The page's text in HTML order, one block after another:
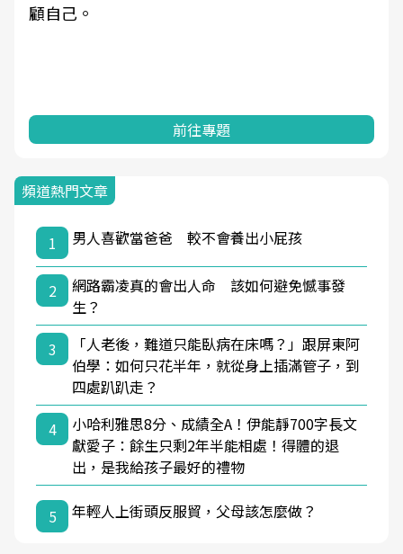
顧自己。
前往專題
頻道熱門文章
1 男人喜歡當爸爸 較不會養出小屁孩
2
網路霸凌真的會出人命 該如何避免憾事發
生？
3
「人老後，難道只能臥病在床嗎？」跟屏東阿
伯學：如何只花半年，就從身上插滿管子，到
四處趴趴走？
4
小哈利雅思8分、成績全A！伊能靜700字長文
獻愛子：餘生只剩2年半能相處！得體的退
出，是我給孩子最好的禮物
5 年輕人上街頭反服貿，父母該怎麼做？